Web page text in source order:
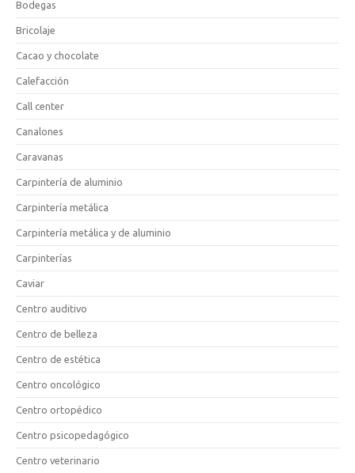
Bodegas
Bricolaje
Cacao y chocolate
Calefacción
Call center
Canalones
Caravanas
Carpintería de aluminio
Carpintería metálica
Carpintería metálica y de aluminio
Carpinterías
Caviar
Centro auditivo
Centro de belleza
Centro de estética
Centro oncológico
Centro ortopédico
Centro psicopedagógico
Centro veterinario